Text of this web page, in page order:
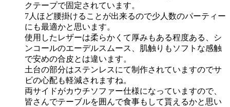
クテープで固定されています。
7人ほど腰掛けることが出来るので少人数のパーティー
にも最適かと思います。
使用したレザーは柔らかくて厚みもある程度ある、シ
ンコールのエーデルスムース、肌触りもソフトな感触
で安めの合皮とは違います。
土台の部分はステンレスにて制作されていますのでサ
ビの心配も軽減されますね。
両サイドがカウチソファー仕様になっていますので、
皆さんでテーブルを囲んで食事もして貰えるかと思い